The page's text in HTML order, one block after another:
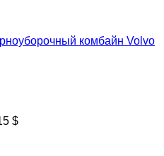
комбайн Volvo
$